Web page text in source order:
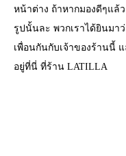
หน้าต่าง ถ้าหากมองดีๆแล้
รูปนั้นละ พวกเราได้ยินมา
เพื่อนกันกับเจ้าของร้านนี้
อยู่ที่นี่ ที่ร้าน LATILLA